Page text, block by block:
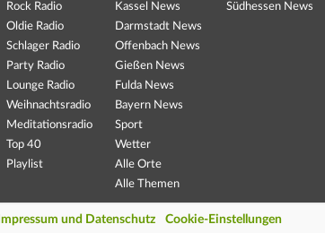
Rock Radio
Oldie Radio
Schlager Radio
Party Radio
Lounge Radio
Weihnachtsradio
Meditationsradio
Top 40
Playlist
Kassel News
Darmstadt News
Offenbach News
Gießen News
Fulda News
Bayern News
Sport
Wetter
Alle Orte
Alle Themen
Südhessen News
Impressum und Datenschutz Cookie-Einstellungen